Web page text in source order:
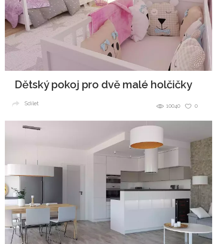
Dětský pokoj pro dvě malé holčičky
0
10040
Sdílet